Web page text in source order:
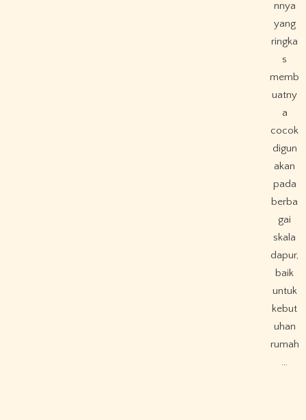
nnya
yang
ringka
s
memb
uatny
a
cocok
digun
akan
pada
berba
gai
skala
dapur,
baik
untuk
kebut
uhan
rumah
…